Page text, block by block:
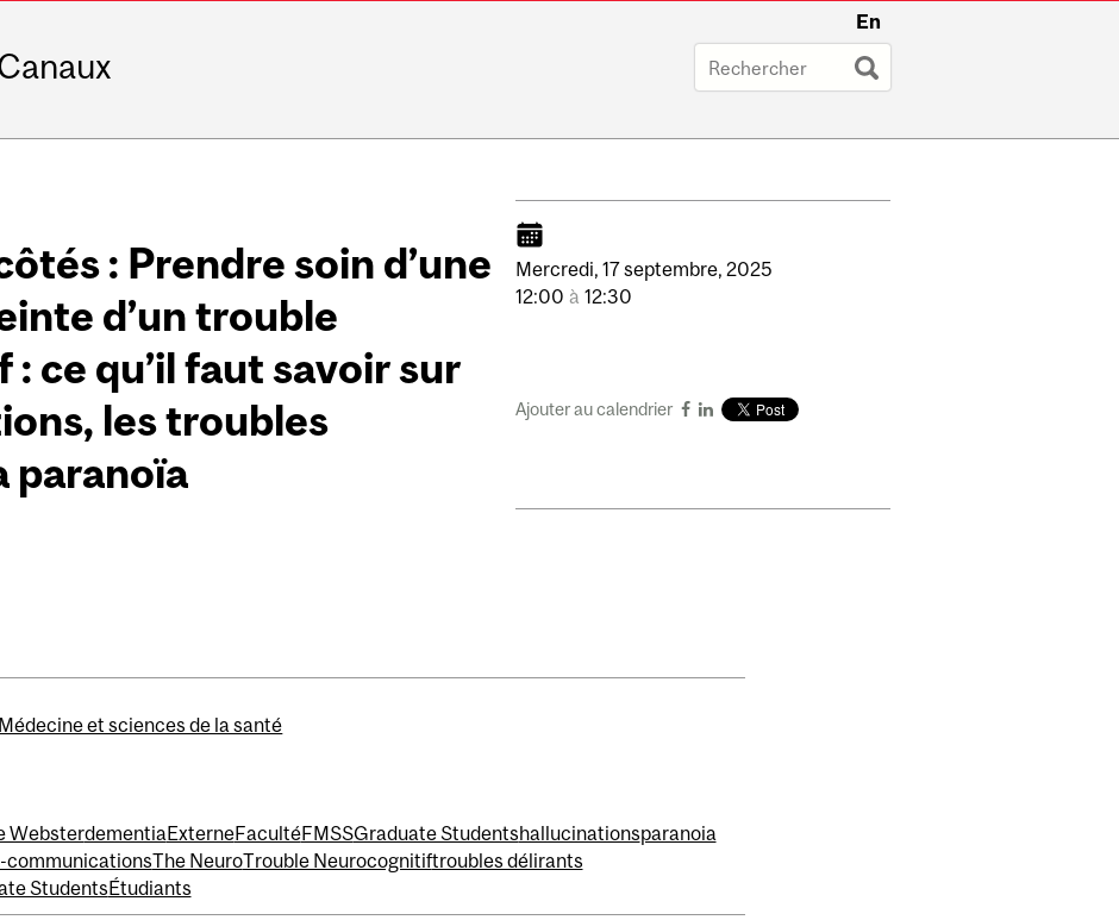
En
: Prendre soin d’une
d’un trouble
ce qu’il faut savoir sur
les troubles
paranoïa
Mercredi, 17septembre, 2025
12:00 à 12:30
Ajouter au calendrier
Médecine et sciences de la santé
WebsterdementiaExterneFacultéFMSSGraduate Studentshallucinationsparanoia
communicationsThe NeuroTrouble Neurocognitiftroubles délirants
StudentsÉtudiants